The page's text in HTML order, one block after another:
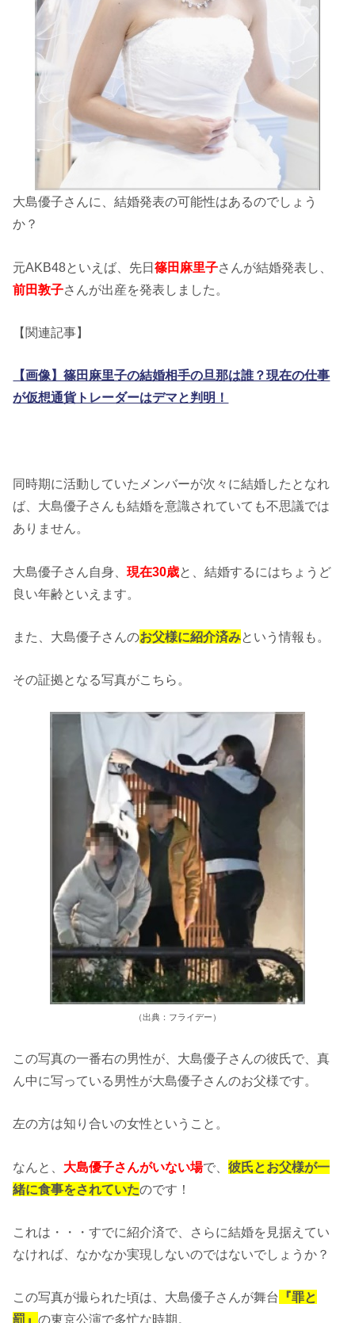
大島優子さんに、結婚発表の可能性はあるのでしょう
か？
元AKB48といえば、先日篠田麻里子さんが結婚発表し、
前田敦子さんが出産を発表しました。
【関連記事】
【画像】篠田麻里子の結婚相手の旦那は誰？現在の仕事
が仮想通貨トレーダーはデマと判明！
同時期に活動していたメンバーが次々に結婚したとなれ
ば、大島優子さんも結婚を意識されていても不思議では
ありません。
大島優子さん自身、現在30歳と、結婚するにはちょうど
良い年齢といえます。
また、大島優子さんのお父様に紹介済みという情報も。
その証拠となる写真がこちら。
（出典：フライデー）
この写真の一番右の男性が、大島優子さんの彼氏で、真
ん中に写っている男性が大島優子さんのお父様です。
左の方は知り合いの女性ということ。
なんと、 大島優子さんがいない場で、彼氏とお父様が一
緒に食事をされていたのです！
これは・・・すでに紹介済で、さらに結婚を見据えてい
なければ、なかなか実現しないのではないでしょうか？
この写真が撮られた頃は、大島優子さんが舞台
『罪と
罰』の東京公演で多忙な時期。